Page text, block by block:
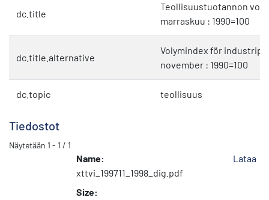
dc.title
Teollisuustuotannon
marraskuu : 1990=100
dc.title.alternative
Volymindex för
november : 1990=100
dc.topic teollisuus
Tiedostot
Näytetään 1 - 1 / 1
Name:
xttvi_199711_1998_dig.pdf
Size:
Lataa